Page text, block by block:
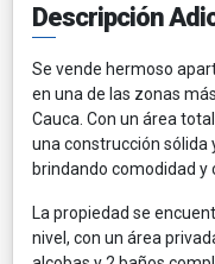
Descripción
Se vende hermoso
en una de las zonas
Cauca. Con un área
una construcción sólida
brindando comodidad y
La propiedad se
nivel, con un área